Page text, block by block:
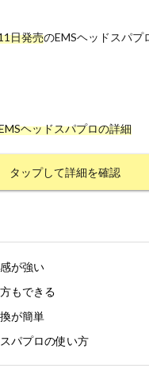
日発売のEMSヘッドスパプ
ヘッドスパプロの詳細
タップして詳細を確認
が強い
もできる
が簡単
パプロの使い方